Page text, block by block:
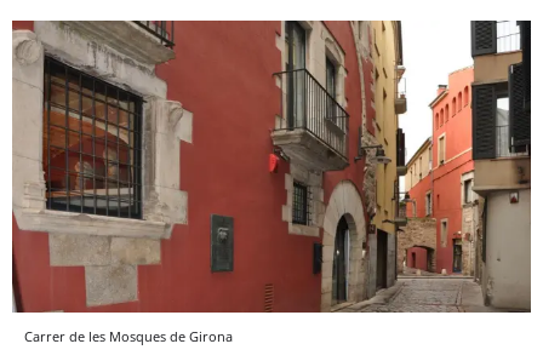
Carrer de les Mosques de Girona